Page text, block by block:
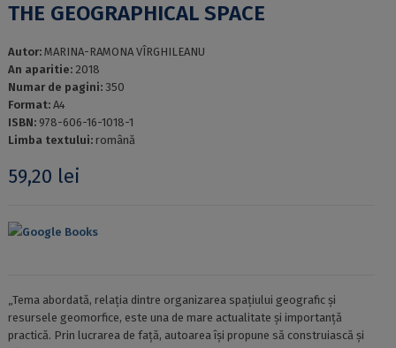
THE GEOGRAPHICAL SPACE
Autor: MARINA-RAMONA VÎRGHILEANU
An aparitie: 2018
Numar de pagini: 350
Format: A4
ISBN: 978-606-16-1018-1
Limba textului: română
59,20 lei
Google Books
„Tema abordată, relația dintre organizarea spațiului geografic și
resursele geomorfice, este una de mare actualitate și importanță
practică. Prin lucrarea de față, autoarea își propune să construiască și